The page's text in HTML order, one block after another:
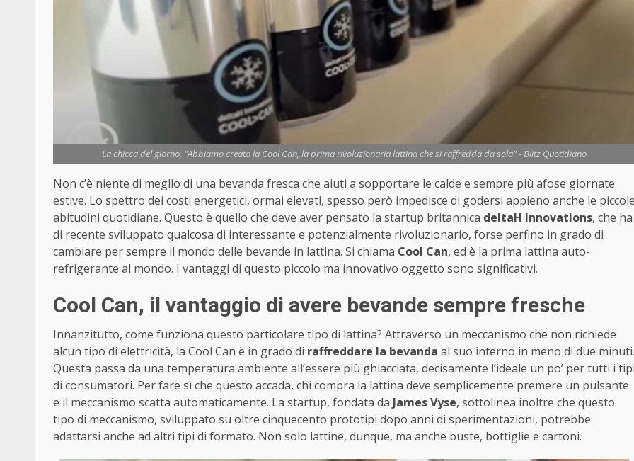
La chicca del giorno, "Abbiamo creato la Cool Can, la prima rivoluzionaria lattina che si raffredda da sola" - Blitz Quotidiano
Non c’è niente di meglio di una bevanda fresca che aiuti a sopportare le calde e sempre più afose giornate
estive. Lo spettro dei costi energetici, ormai elevati, spesso però impedisce di godersi appieno anche le
abitudini quotidiane. Questo è quello che deve aver pensato la startup britannica deltaH Innovations, che ha
di recente sviluppato qualcosa di interessante e potenzialmente rivoluzionario, forse perfino in grado di
cambiare per sempre il mondo delle bevande in lattina. Si chiama Cool Can, ed è la prima lattina auto-
refrigerante al mondo. I vantaggi di questo piccolo ma innovativo oggetto sono significativi.
Cool Can, il vantaggio di avere bevande sempre fresche
Innanzitutto, come funziona questo particolare tipo di lattina? Attraverso un meccanismo che non richiede
alcun tipo di elettricità, la Cool Can è in grado di raffreddare la bevanda al suo interno in meno di due minuti.
Questa passa da una temperatura ambiente all’essere più ghiacciata, decisamente l’ideale un po’ per tutti i
di consumatori. Per fare sì che questo accada, chi compra la lattina deve semplicemente premere un pulsante
e il meccanismo scatta automaticamente. La startup, fondata da James Vyse, sottolinea inoltre che questo
tipo di meccanismo, sviluppato su oltre cinquecento prototipi dopo anni di sperimentazioni, potrebbe
adattarsi anche ad altri tipi di formato. Non solo lattine, dunque, ma anche buste, bottiglie e cartoni.